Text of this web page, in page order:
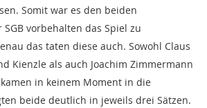
Somit war es den beiden
vorbehalten das Spiel zu
das taten diese auch. Sowohl Claus
Kienzle als auch Joachim Zimmermann
in keinem Moment in die
beide deutlich in jeweils drei Sätzen.